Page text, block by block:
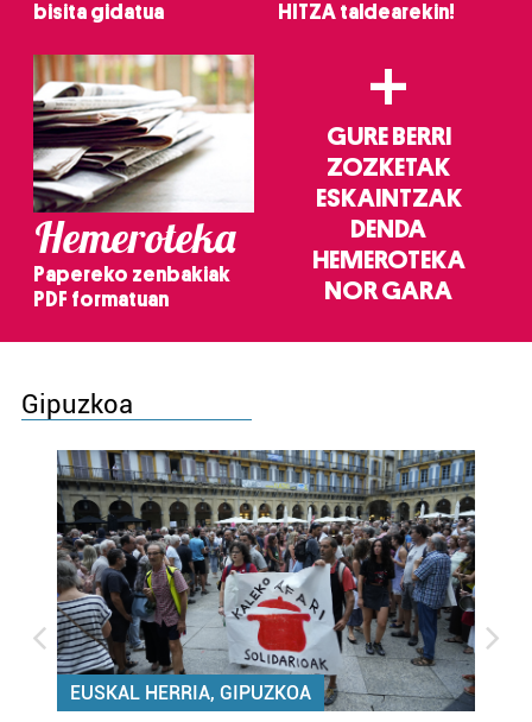
bisita gidatua
HITZA taldearekin!
Hemeroteka
Papereko zenbakiak
PDF formatuan
+
GURE BERRI
ZOZKETAK
ESKAINTZAK
DENDA
HEMEROTEKA
NOR GARA
Gipuzkoa
EUSKAL HERRIA, GIPUZKOA